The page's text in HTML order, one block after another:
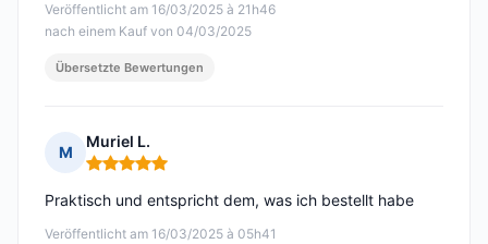
Veröffentlicht am 16/03/2025 à 21h46
nach einem Kauf von 04/03/2025
Übersetzte Bewertungen
M
Muriel L.
Hinweis: 5 von 5
Veröffentlicht am 16/03/2025 à 05h41
Praktisch und entspricht dem, was ich bestellt habe